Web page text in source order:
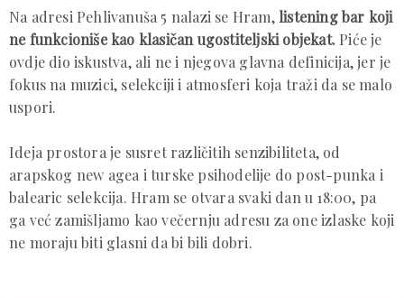
Na adresi Pehlivanuša 5 nalazi se Hram,listening bar koji
ne funkcioniše kao klasičan ugostiteljski objekat. Piće je
ovdje dio iskustva, ali ne i njegova glavna definicija, jer je
fokus na muzici, selekciji i atmosferi koja traži da se malo
uspori.
Ideja prostora je susret različitih senzibiliteta, od
arapskog new agea i turske psihodelije do post-punka i
balearic selekcija. Hram se otvara svaki dan u 18:00, pa
ga već zamišljamo kao večernju adresu za one izlaske koji
ne moraju biti glasni da bi bili dobri.